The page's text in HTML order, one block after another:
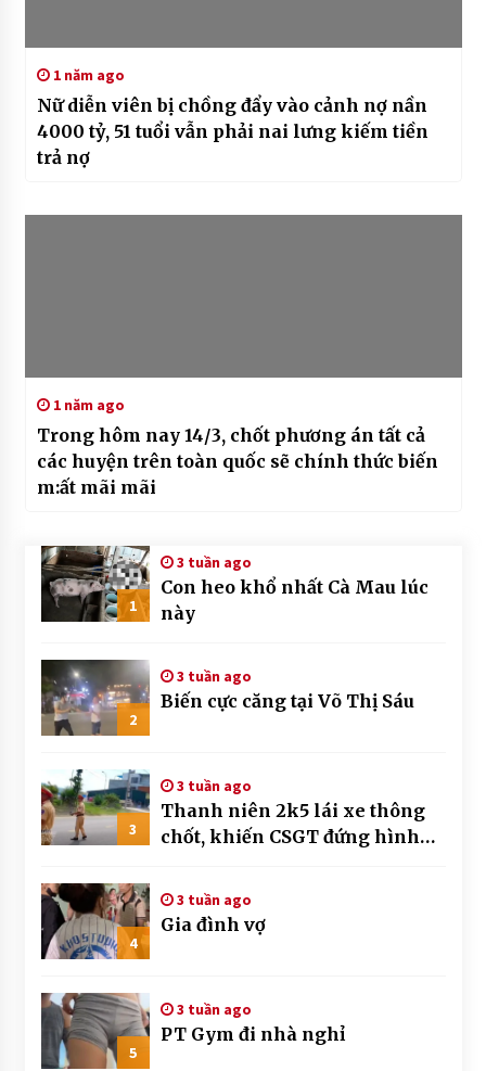
1 năm ago
Nữ diễn viên bị chồng đẩy vào cảnh nợ nần
4000 tỷ, 51 tuổi vẫn phải nai lưng kiếm tiền
trả nợ
1 năm ago
Trong hôm nay 14/3, chốt phương án tất cả
các huyện trên toàn quốc sẽ chính thức biến
m:ất mãi mãi
1
3 tuần ago
Con heo khổ nhất Cà Mau lúc
này
2
3 tuần ago
Biến cực căng tại Võ Thị Sáu
3
3 tuần ago
Thanh niên 2k5 lái xe thông
chốt, khiến CSGT đứng hình
4
3 tuần ago
Gia đình vợ
5
3 tuần ago
PT Gym đi nhà nghỉ